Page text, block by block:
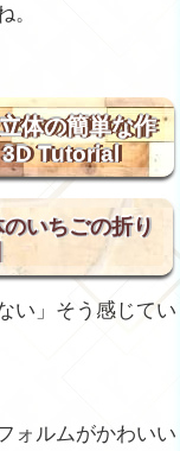
。
体の簡単な作
Tutorial
いちごの折り
い」そう感じてい
ォルムがかわいい